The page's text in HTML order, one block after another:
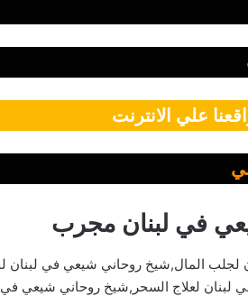
علي الانترنت
في لبنان مجرب
لجلب المال,شيخ روحاني شيعي في
لعلاج السحر,شيخ روحاني شيعي